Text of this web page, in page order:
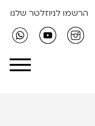
הרשמו לניוזלטר שלנו